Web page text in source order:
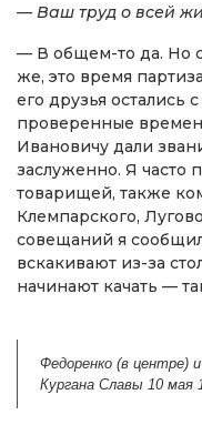
— Ваш труд о всей
— В общем-то да. Но
же, это время
его друзья остались
проверенные
Ивановичу дали
заслуженно. Я часто
товарищей, также
Клемпарского,
совещаний я
вскакивают из-за
начинают качать —
Федоренко (в центре)
Кургана Славы 10 мая